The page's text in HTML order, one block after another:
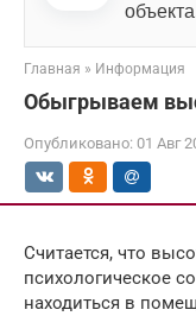
Главная » Информация
Обыгрываем
Опубликовано: 01 Авг
Считается, что
психологическое
находиться в